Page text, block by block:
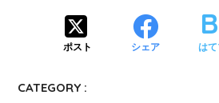
ポスト シェア は
CATEGORY :